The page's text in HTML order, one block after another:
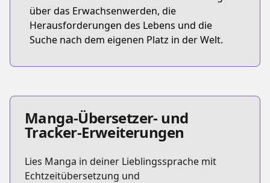
über das Erwachsenwerden, die
Herausforderungen des Lebens und die
Suche nach dem eigenen Platz in der Welt.
Manga-Übersetzer- und
Tracker-Erweiterungen
Lies Manga in deiner Lieblingssprache mit
Echtzeitübersetzung und